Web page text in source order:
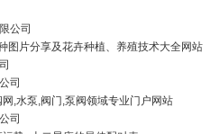
公司
图片分享及花卉种植、养殖技术大全网站
司
,水泵,阀门,泵阀领域专业门户网站
司